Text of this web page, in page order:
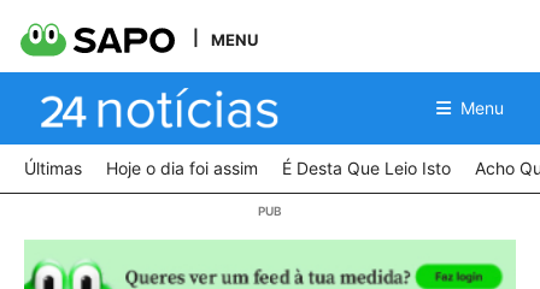
MENU
Menu
Últimas Hoje o dia foi assim É Desta Que Leio Isto Acho